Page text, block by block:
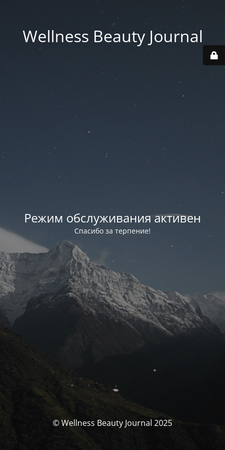
Wellness Beauty Journal
Режим обслуживания активен
Спасибо за терпение!
© Wellness Beauty Journal 2025